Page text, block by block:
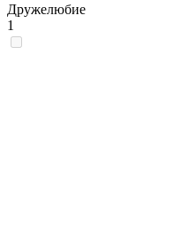
Дружелюбие
1